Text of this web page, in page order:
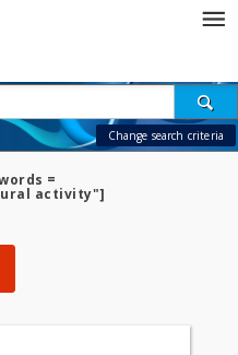
Change search criteria
=
activity"]